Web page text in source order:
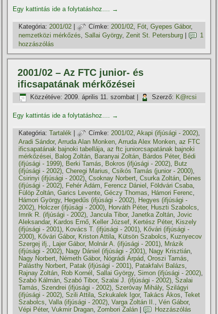
Egy kattintás ide a folytatáshoz.... →
Kategória: 2001/02 | Címke: 2001/02, Fót,Gyepes Gábor,
nemzetközi mérkőzés,Sallai György,Zenit St. Petersburg
1
hozzászólás
2001/02 – Az FTC junior- és
ificsapatának mérkőzései
Közzétéve: 2009. április 11. szombat Szerző: K@rcsi
Egy kattintás ide a folytatáshoz.... →
Kategória: Tartalék | Címke: 2001/02,Akapi (ifjúsági - 2002),
Aradi Sándor,Arruda Alan Monken,Arruda Alex Monken,az FTC
ificsapatának bajnoki tabellája,az ftc juniorcsapatának bajnoki
mérkőzései, Balog Zoltán, Baranyai Zoltán, Bárdos Péter, Bédi
(ifjúsági - 1999), Berki Tamás, Bokros (ifjúsági - 2002), Butz
(ifjúsági - 2002),Cheregi Marius,Csikós Tamás (junior - 2000),
Csirinyi (ifjúsági - 2002),Csoknay Norbert,Csurka Zoltán, Dénes
(ifjúsági - 2002), Fehér Ádám, Ferencz Dániel , Földvári Csaba,
Fülöp Zoltán,Garics Levente,Géczy Thomas, Hámori Ferenc,
Hámori György, Hegedűs (ifjúsági - 2002), Hegyes (ifjúsági -
2002), Holczer (ifjúsági - 2000), Horváth Péter, Huszti Szabolcs,
Imrik R. (ifjúsági - 2002),Jancula Tibor,Janetka Zoltán,Jovic
Aleksandar, Kardos Ernő, Keller József, Kertész Péter, Kiszely
(ifjúsági - 2001), Kovács T. (ifjúsági - 2001), Kővári (ifjúsági -
2000), Kővári Gábor, Kriston Attila, Kütsön Szabolcs, Kuznyecov
Szergej ifj., Lajer Gábor, Molnár A. (ifjúsági - 2001), Mrázik
(ifjúsági - 2002), Nagy Dániel (ifjúsági - 2001), Nagy Krisztián,
Nagy Norbert, Németh Gábor, Nógrádi Árpád,Oroszi Tamás,
Palásthy Norbert, Patak (ifjúsági - 2001), Patakfalvi Balázs,
Rajnay Zoltán, Rob Kornél ,Sallai György,Simon (ifjúsági - 2002),
Szabó Kálmán,Szabó Tibor,Szalai J. (ifjúsági - 2002),Szalai
Tamás,Szendrei (ifjúsági - 2002),Szeróvay Mihály,Szilágyi
(ifjúsági - 2002),Szili Attila,Szkukalek Igor,Takács Ákos,Teket
Szabolcs,Valla (ifjúsági - 2002),Varga Zoltán II.,Vén Gábor,
Vépi Péter,Vukmir Dragan,Zombori Zalán
Hozzászólás